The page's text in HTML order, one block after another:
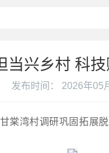
当兴乡村 科
发布时间： 2026年05
湾村调研巩固拓展